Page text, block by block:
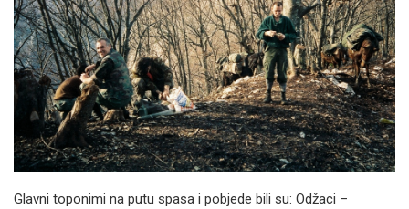
Glavni toponimi na putu spasa i pobjede bili su: Odžaci –